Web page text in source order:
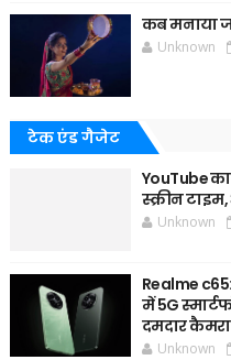
कब मनाया
Unknown
टेक एंड गैजेट
YouTube
स्क्रीन
Unknown
Realme
में 5G
दमदार
Unknown